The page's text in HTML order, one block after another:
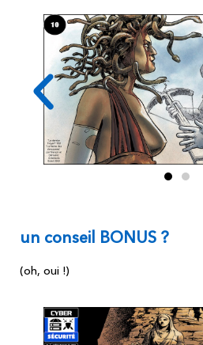
un conseil BONUS ?
(oh, oui !)